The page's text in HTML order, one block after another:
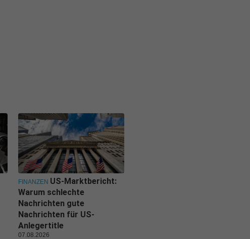
FINANZEN US-Marktbericht:
Warum schlechte
Nachrichten gute
Nachrichten für US-
Anlegertitle
07.08.2026